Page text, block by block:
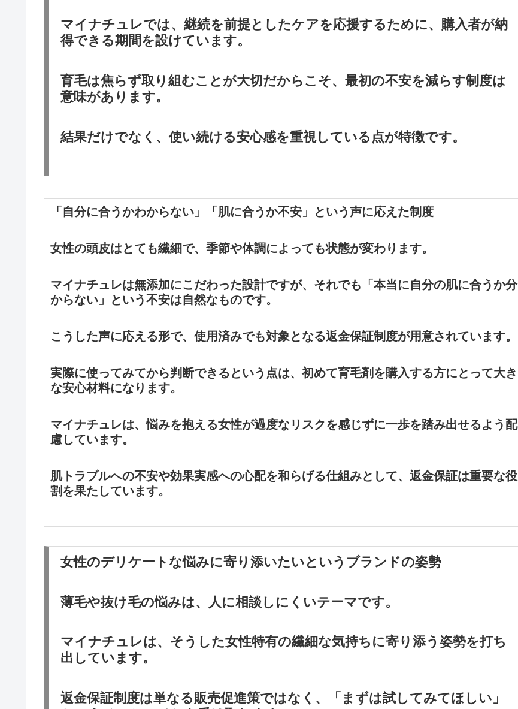
マイナチュレでは、継続を前提としたケアを応援するために、購入者が納
得できる期間を設けています。
育毛は焦らず取り組むことが大切だからこそ、最初の不安を減らす制度は
意味があります。
結果だけでなく、使い続ける安心感を重視している点が特徴です。
「自分に合うかわからない」「肌に合うか不安」という声に応えた制度
女性の頭皮はとても繊細で、季節や体調によっても状態が変わります。
マイナチュレは無添加にこだわった設計ですが、それでも「本当に自分の肌に合うか分
からない」という不安は自然なものです。
こうした声に応える形で、使用済みでも対象となる返金保証制度が用意されています。
実際に使ってみてから判断できるという点は、初めて育毛剤を購入する方にとって大き
な安心材料になります。
マイナチュレは、悩みを抱える女性が過度なリスクを感じずに一歩を踏み出せるよう配
慮しています。
肌トラブルへの不安や効果実感への心配を和らげる仕組みとして、返金保証は重要な役
割を果たしています。
女性のデリケートな悩みに寄り添いたいというブランドの姿勢
薄毛や抜け毛の悩みは、人に相談しにくいテーマです。
マイナチュレは、そうした女性特有の繊細な気持ちに寄り添う姿勢を打ち
出しています。
返金保証制度は単なる販売促進策ではなく、「まずは試してみてほしい」